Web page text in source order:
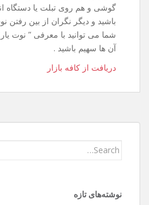
گوشی و هم روی تبلت یا دستگاه
باشید و دیگر نگران از بین رفتن
شما می توانید با معرفی ” نوت
آن ها سهیم باشید .
دریافت از کافه بازار
Search
نوشته‌های تازه